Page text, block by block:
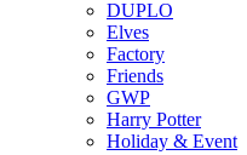
DUPLO
Elves
Factory
Friends
GWP
Harry Potter
Holiday & Event